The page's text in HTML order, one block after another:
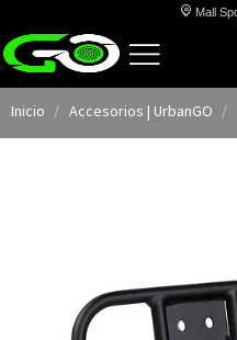
Mall
Inicio Accesorios | UrbanGO